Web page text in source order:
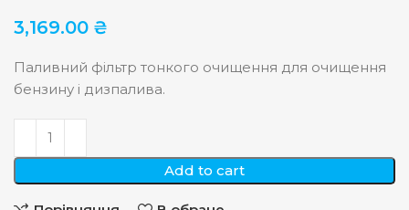
3,169.00 ₴
Паливний фільтр тонкого очищення для очищення
бензину і дизпалива.
Add to cart